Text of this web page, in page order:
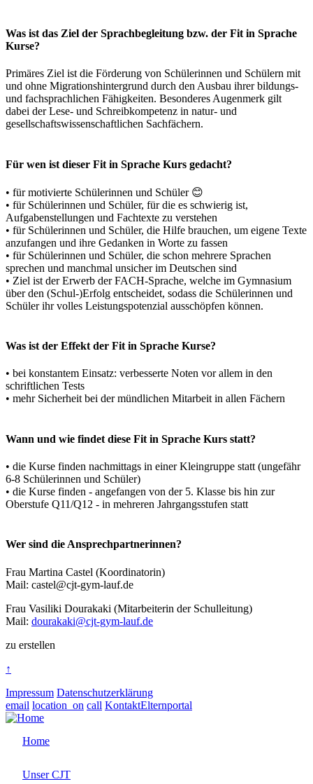
Was ist das Ziel der Sprachbegleitung bzw. der Fit in Sprache
Kurse?
Primäres Ziel ist die Förderung von Schülerinnen und Schülern mit
und ohne Migrationshintergrund durch den Ausbau ihrer bildungs-
und fachsprachlichen Fähigkeiten. Besonderes Augenmerk gilt
dabei der Lese- und Schreibkompetenz in natur- und
gesellschaftswissenschaftlichen Sachfächern.
Für wen ist dieser Fit in Sprache Kurs gedacht?
• für motivierte Schülerinnen und Schüler 😊
• für Schülerinnen und Schüler, für die es schwierig ist,
Aufgabenstellungen und Fachtexte zu verstehen
• für Schülerinnen und Schüler, die Hilfe brauchen, um eigene Texte
anzufangen und ihre Gedanken in Worte zu fassen
• für Schülerinnen und Schüler, die schon mehrere Sprachen
sprechen und manchmal unsicher im Deutschen sind
• Ziel ist der Erwerb der FACH-Sprache, welche im Gymnasium
über den (Schul-)Erfolg entscheidet, sodass die Schülerinnen und
Schüler ihr volles Leistungspotenzial ausschöpfen können.
Was ist der Effekt der Fit in Sprache Kurse?
• bei konstantem Einsatz: verbesserte Noten vor allem in den
schriftlichen Tests
• mehr Sicherheit bei der mündlichen Mitarbeit in allen Fächern
Wann und wie findet diese Fit in Sprache Kurs statt?
• die Kurse finden nachmittags in einer Kleingruppe statt (ungefähr
6-8 Schülerinnen und Schüler)
• die Kurse finden - angefangen von der 5. Klasse bis hin zur
Oberstufe Q11/Q12 - in mehreren Jahrgangsstufen statt
Wer sind die Ansprechpartnerinnen?
Frau Martina Castel (Koordinatorin)
Mail: castel@cjt-gym-lauf.de
Frau Vasiliki Dourakaki (Mitarbeiterin der Schulleitung)
Mail: dourakaki@cjt-gym-lauf.de
zu erstellen
↑
Impressum Datenschutzerklärung
email location_on call KontaktElternportal
Home
Unser CJT